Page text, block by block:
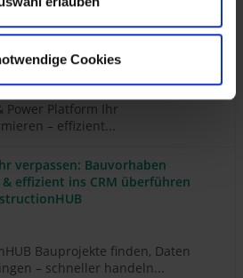
Cookies
AI - Digitalisierung richtig
Power Platform Ihr
– effizient...
verpassen: Bauvorhaben
effizient ins CRM überführen
Bauprojekte finden, Daten
– schneller handeln...